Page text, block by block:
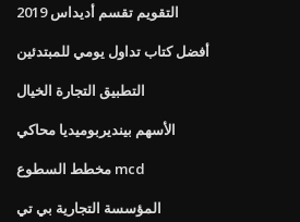
التقويم تقسم أديداس 2019
أفضل كتاب تداول يومي للمبتدئين
التطبيق التجارة الخيال
الأسهم بينديربوميديا ​​محاكي
مخطط السطوع mcd
المؤسسة التجارية بي تي